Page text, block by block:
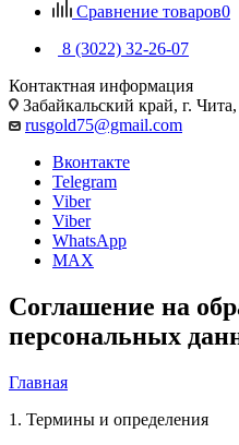
Сравнение товаров0
8 (3022) 32-26-07
Контактная информация
Забайкальский край, г.
rusgold75@gmail.com
Вконтакте
Telegram
Viber
Viber
WhatsApp
MAX
Соглашение на
персональных
Главная
1. Термины и определения